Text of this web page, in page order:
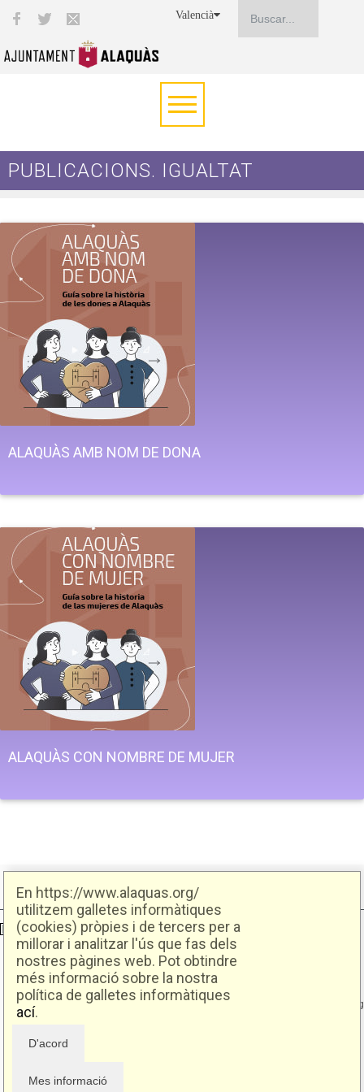
En https://www.alaquas.org/
utilitzem galletes informàtiques
(cookies) pròpies i de tercers per a
millorar i analitzar l'ús que fas dels
nostres pàgines web. Pot obtindre
més informació sobre la nostra
política de galletes informàtiques
ací.
Valencià
PUBLICACIONS. IGUALTAT
ALAQUÀS AMB NOM DE DONA
ALAQUÀS CON NOMBRE DE MUJER
Ajuntament d'Alaquàs Creative Commons
Ajuntament d'Alaquàs.
C/. Major 88. CP: 46970 Alaquàs.dir3: L01460057
Tel.: 96 151 94 00 | FAX: 96 151 94 03 | info@alaquas.org